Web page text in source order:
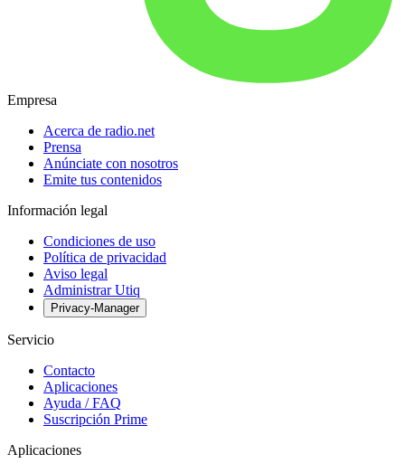
Empresa
Acerca de radio.net
Prensa
Anúnciate con nosotros
Emite tus contenidos
Información legal
Condiciones de uso
Política de privacidad
Aviso legal
Administrar Utiq
Privacy-Manager
Servicio
Contacto
Aplicaciones
Ayuda / FAQ
Suscripción Prime
Aplicaciones